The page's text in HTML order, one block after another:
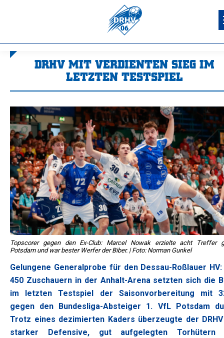
DRHV MIT VERDIENTEN SIEG IM
LETZTEN TESTSPIEL
Topscorer gegen den Ex-Club: Marcel Nowak erzielte acht Treffer
Potsdam und war bester Werfer der Biber. | Foto: Norman Gunkel
Gelungene Generalprobe für den Dessau-Roßlauer
450 Zuschauern in der Anhalt-Arena setzten sich die
im letzten Testspiel der Saisonvorbereitung mit
gegen den Bundesliga-Absteiger 1. VfL Potsdam
Trotz eines dezimierten Kaders überzeugte der
starker Defensive, gut aufgelegten Torhütern